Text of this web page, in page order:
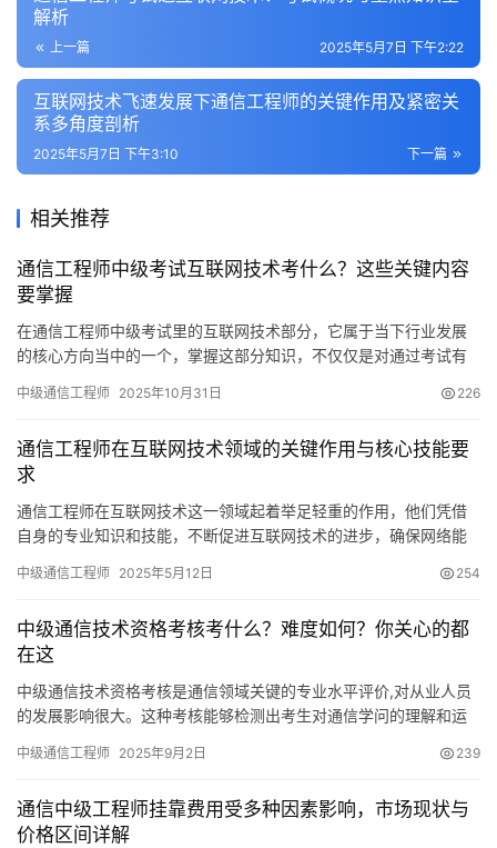
解析
上一篇 2025年5月7日 下午2:22
互联网技术飞速发展下通信工程师的关键作用及紧密关
系多角度剖析
下一篇
2025年5月7日 下午3:10
相关推荐
通信工程师中级考试互联网技术考什么？这些关键内容
要掌握
在通信工程师中级考试里的互联网技术部分，它属于当下行业发展
的核心方向当中的一个，掌握这部分知识，不仅仅是对通过考试有
础
中级通信工程师 2025年10月31日 226
通信工程师在互联网技术领域的关键作用与核心技能要
求
通信工程师在互联网技术这一领域起着举足轻重的作用，他们凭借
自身的专业知识和技能，不断促进互联网技术的进步，确保网络能
中级通信工程师 2025年5月12日 254
中级通信技术资格考核考什么？难度如何？你关心的都
在这
中级通信技术资格考核是通信领域关键的专业水平评价,对从业人员
的发展影响很大。这种考核能够检测出考生对通信学问的理解和运
中级通信工程师 2025年9月2日 239
通信中级工程师挂靠费用受多种因素影响，市场现状与
价格区间详解